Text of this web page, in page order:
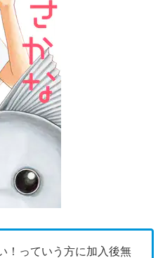
！っていう方に加入後無